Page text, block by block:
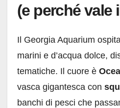
(e perché vale
Il Georgia Aquarium
marini e d’acqua dolce,
tematiche. Il cuore è
vasca gigantesca con
banchi di pesci che